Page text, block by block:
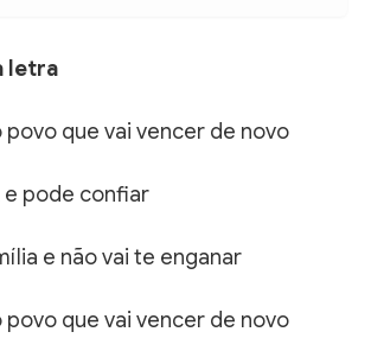
letra
povo que vai vencer de novo
e pode confiar
e não vai te enganar
povo que vai vencer de novo